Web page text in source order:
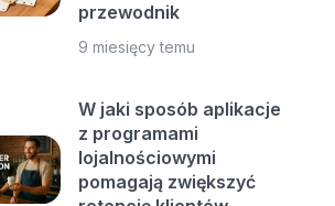
przewodnik
9 miesięcy temu
W jaki sposób aplikacje
z programami
lojalnościowymi
pomagają zwiększyć